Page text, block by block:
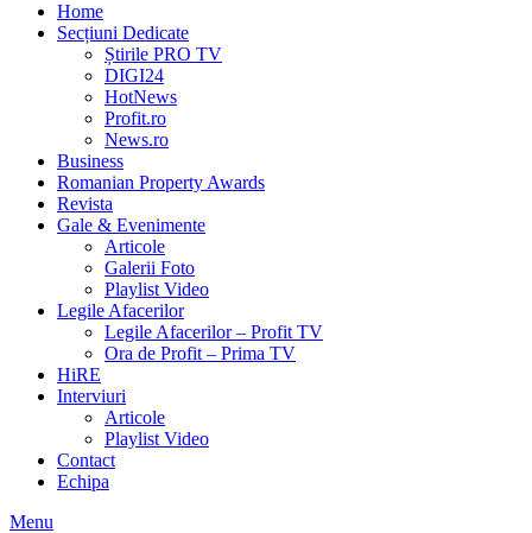
Home
Secțiuni Dedicate
Știrile PRO TV
DIGI24
HotNews
Profit.ro
News.ro
Business
Romanian Property Awards
Revista
Gale & Evenimente
Articole
Galerii Foto
Playlist Video
Legile Afacerilor
Legile Afacerilor – Profit TV
Ora de Profit – Prima TV
HiRE
Interviuri
Articole
Playlist Video
Contact
Echipa
Menu